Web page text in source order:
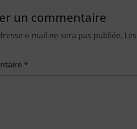
un commentaire
e-mail ne sera pas publiée.
*